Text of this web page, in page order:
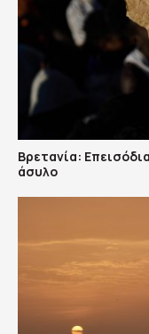
Βρετανία:
άσυλο